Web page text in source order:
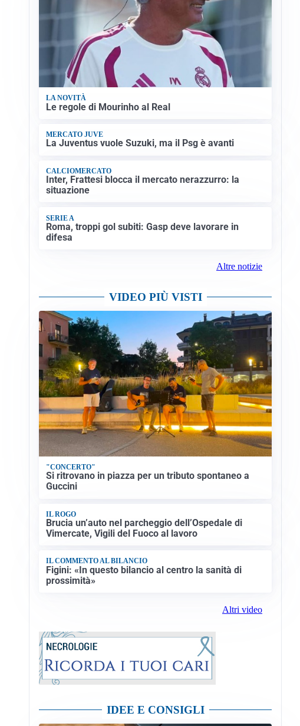
LA NOVITÀ
Le regole di Mourinho al Real
MERCATO JUVE
La Juventus vuole Suzuki, ma il Psg è avanti
CALCIOMERCATO
Inter, Frattesi blocca il mercato nerazzurro: la
situazione
SERIE A
Roma, troppi gol subiti: Gasp deve lavorare in
difesa
Altre notizie
VIDEO PIÙ VISTI
"CONCERTO"
Si ritrovano in piazza per un tributo spontaneo a
Guccini
IL ROGO
Brucia un’auto nel parcheggio dell’Ospedale di
Vimercate, Vigili del Fuoco al lavoro
IL COMMENTO AL BILANCIO
Figini: «In questo bilancio al centro la sanità di
prossimità»
Altri video
IDEE E CONSIGLI